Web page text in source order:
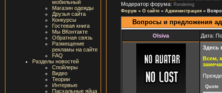
мобильный
Магазин одежды
Друзья сайта
Конкурсы
Гостевая книга
Мы ВКонтакте
Обратная связь
Размещение
рекламы на сайте
FAQ
Разделы новостей
Спойлеры
Видео
Теории
Интервью
Пасхальные яйца
Модератор форума: Rendering
Форум » О сайте » Администрация »
Вопросы и предложения
Olsiva Дата:
Здесь
Всем,
Прежде
Quote